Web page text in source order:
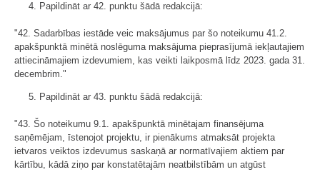
4. Papildināt ar 42. punktu šādā redakcijā:
"42. Sadarbības iestāde veic maksājumus par šo noteikumu 41.2.
apakšpunktā minētā noslēguma maksājuma pieprasījumā iekļautajiem
attiecināmajiem izdevumiem, kas veikti laikposmā līdz 2023. gada 31.
decembrim."
5. Papildināt ar 43. punktu šādā redakcijā:
"43. Šo noteikumu 9.1. apakšpunktā minētajam finansējuma
saņēmējam, īstenojot projektu, ir pienākums atmaksāt projekta
ietvaros veiktos izdevumus saskaņā ar normatīvajiem aktiem par
kārtību, kādā ziņo par konstatētajām neatbilstībām un atgūst